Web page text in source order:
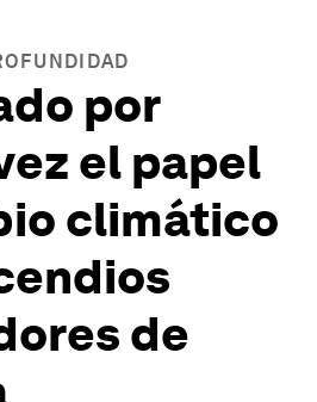
por
el papel
climático
de